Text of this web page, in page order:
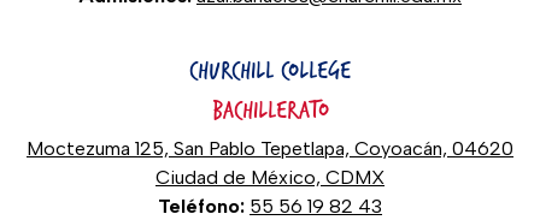
CHURCHILL COLLEGE
BACHILLERATO
Moctezuma 125, San Pablo Tepetlapa, Coyoacán, 04620
Ciudad de México, CDMX
Teléfono: 55 56 19 82 43